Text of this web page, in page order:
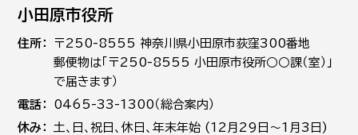
小田原市役所
住所
〒250-8555 神奈川県小田原市荻窪300番地
郵便物は「〒250-8555 小田原市役所○○課（室）」
で届きます）
電話
0465-33-1300（総合案内）
休み
土､日､祝日、休日、年末年始 (12月29日～1月3日)